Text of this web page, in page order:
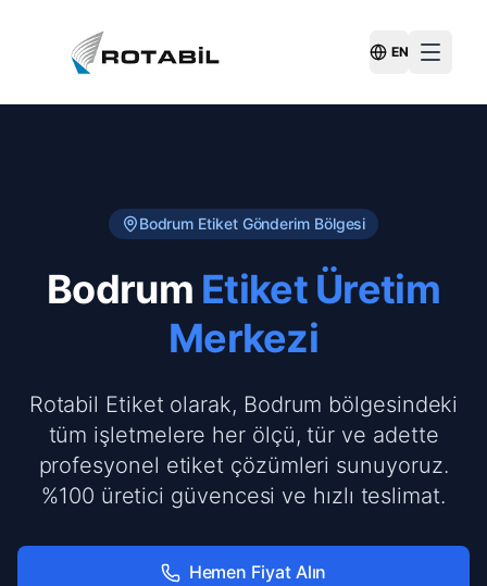
Switch
EN
Bodrum Etiket Gönderim Bölgesi
Bodrum Etiket Üretim
Merkezi
Rotabil Etiket olarak, Bodrum bölgesindeki
tüm işletmelere her ölçü, tür ve adette
profesyonel etiket çözümleri sunuyoruz.
%100 üretici güvencesi ve hızlı teslimat.
Hemen Fiyat Alın